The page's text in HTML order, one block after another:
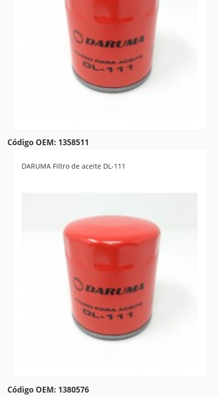
Código OEM: 1358511
DARUMA Filtro de aceite DL-111
Código OEM: 1380576